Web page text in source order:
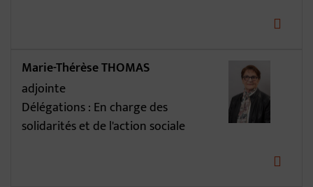
Marie-Thérèse THOMAS
adjointe
Délégations : En charge des
solidarités et de l'action sociale